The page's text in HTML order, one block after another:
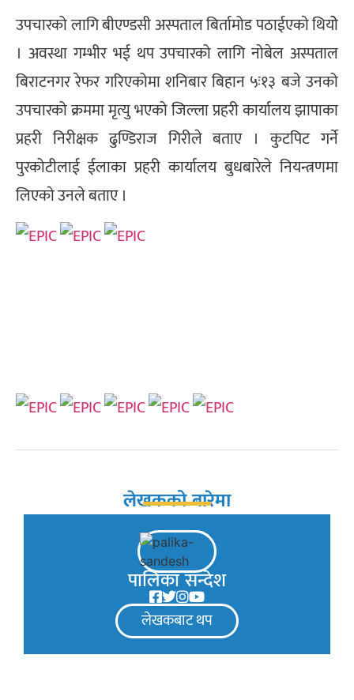
उपचारको लागि बीएण्डसी अस्पताल बिर्तामोड पठाईएकाे थियोे
। अवस्था गम्भीर भई थप उपचारको लागि नोबेल अस्पताल
बिराटनगर रेफर गरिएकोमा शनिबार बिहान ५ः१३ बजे उनको
उपचारको क्रममा मृत्यु भएको जिल्ला प्रहरी कार्यालय झापाका
प्रहरी निरीक्षक ढुण्डिराज गिरीले बताए । कुटपिट गर्ने
पुरकोटीलाई ईलाका प्रहरी कार्यालय बुधबारेले नियन्त्रणमा
लिएकाे उनले बताए ।
लेखकको बारेमा
पालिका सन्देश
लेखकबाट थप